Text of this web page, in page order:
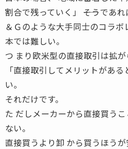
割合で残っていく」 ――そうであ
＆Ｇのような大手同士のコラボ
本では難しい。
つ まり欧米型の直接取引は拡が
「直接取引してメリットがあ
い。
それだけです。
た だしメーカーから直接買う
ない。
直接買うより卸 から買うほう